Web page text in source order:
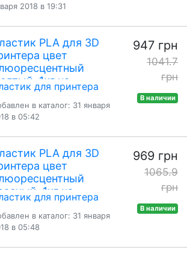
2018 в 19:31
PLA для 3D
цвет
1кг на
для принтера
в каталог: 31 января
в 05:42
947 грн
1041.7
грн
В наличии
PLA для 3D
цвет
1кг на
для принтера
в каталог: 31 января
в 05:48
969 грн
1065.9
грн
В наличии